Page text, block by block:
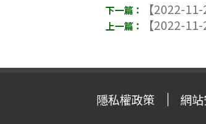
【2022-
【2022-
隱私權政策 網